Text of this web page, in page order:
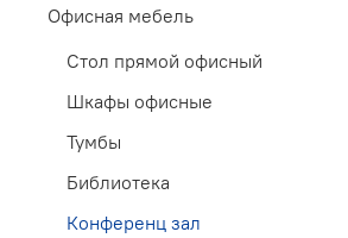
Офисная мебель
Стол прямой офисный
Шкафы офисные
Тумбы
Библиотека
Конференц зал